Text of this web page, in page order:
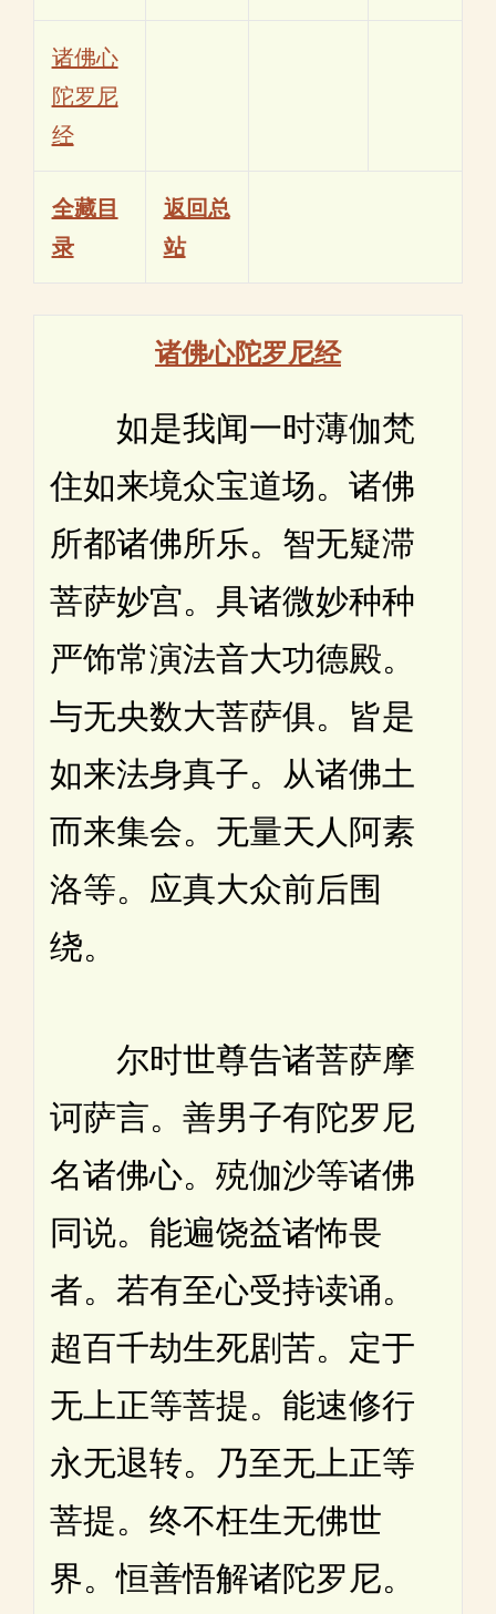
诸佛心
陀罗尼
经
全藏目
录
返回总
站
诸佛心陀罗尼经
如是我闻一时薄伽梵
住如来境众宝道场。诸佛
所都诸佛所乐。智无疑滞
菩萨妙宫。具诸微妙种种
严饰常演法音大功德殿。
与无央数大菩萨俱。皆是
如来法身真子。从诸佛土
而来集会。无量天人阿素
洛等。应真大众前后围
绕。
尔时世尊告诸菩萨摩
诃萨言。善男子有陀罗尼
名诸佛心。殑伽沙等诸佛
同说。能遍饶益诸怖畏
者。若有至心受持读诵。
超百千劫生死剧苦。定于
无上正等菩提。能速修行
永无退转。乃至无上正等
菩提。终不枉生无佛世
界。恒善悟解诸陀罗尼。